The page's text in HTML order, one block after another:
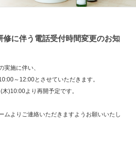
に伴う電話受付時間変更のお知
実施に伴い、
～12:00とさせていただきます。
)10:00より再開予定です。
ムよりご連絡いただきますようお願いいたし